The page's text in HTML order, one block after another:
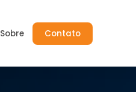
Sobre Contato